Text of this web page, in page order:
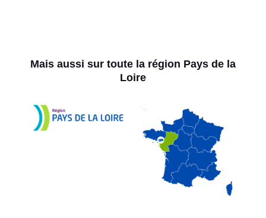
Mais aussi sur toute la région Pays de la
Loire